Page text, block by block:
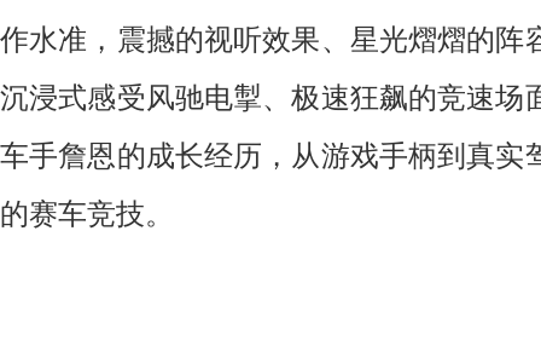
作水准，震撼的视听效果、星光熠熠的阵
沉浸式感受风驰电掣、极速狂飙的竞速场
车手詹恩的成长经历，从游戏手柄到真实
的赛车竞技。